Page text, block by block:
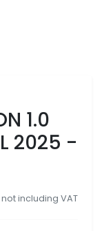
1.0
2025 -
not including VAT